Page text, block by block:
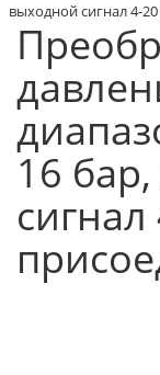
выходной сигнал 4-
16